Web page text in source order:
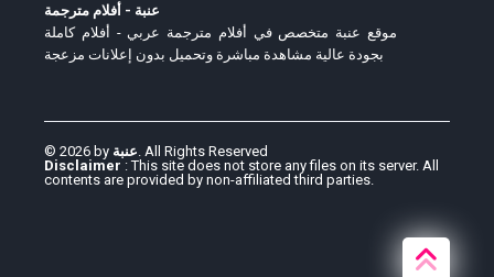
عنبة - أفلام مترجمة
موقع عنبة متخصص في أفلام مترجمة عربي - أفلام كاملة
بجودة عالية مشاهدة مباشرة وتحميل بدون إعلانات مزعجة
© 2026 by عنبة. All Rights Reserved
Disclaimer : This site does not store any files on its server. All
contents are provided by non-affiliated third parties.